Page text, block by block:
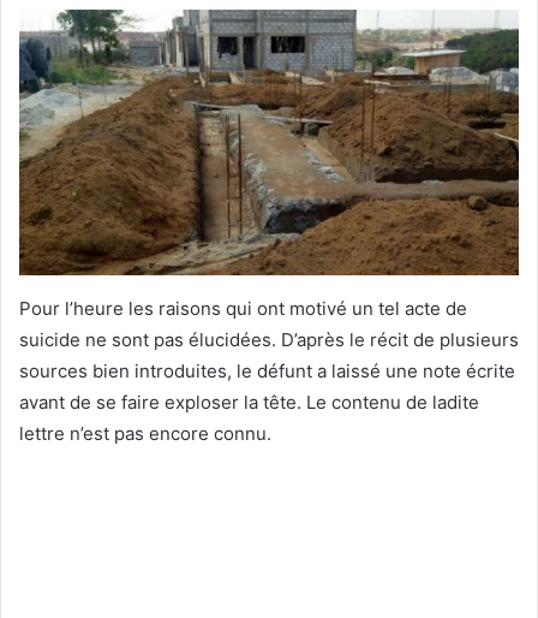
Pour l’heure les raisons qui ont motivé un tel acte de
suicide ne sont pas élucidées. D’après le récit de plusieurs
sources bien introduites, le défunt a laissé une note écrite
avant de se faire exploser la tête. Le contenu de ladite
lettre n’est pas encore connu.